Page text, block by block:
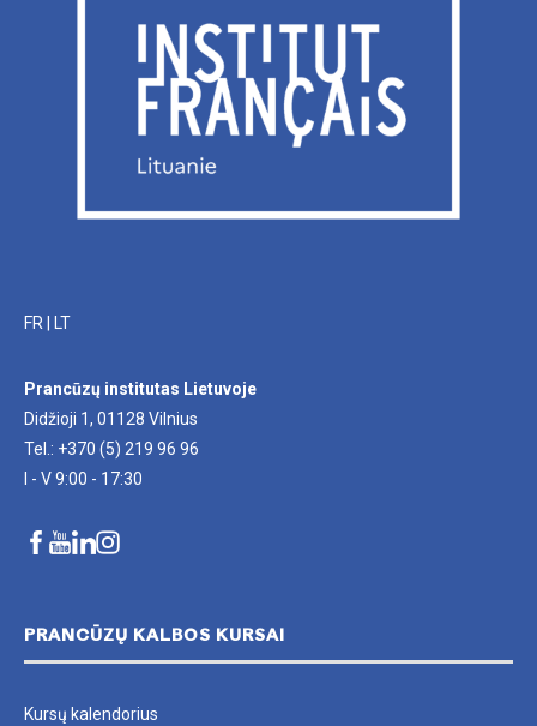
FR LT
Prancūzų institutas Lietuvoje
Didžioji 1, 01128 Vilnius
Tel.: +370 (5) 219 96 96
I - V 9:00 - 17:30
PRANCŪZŲ KALBOS KURSAI
Kursų kalendorius